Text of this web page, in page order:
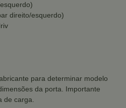
direito/esquerdo)
para determinar modelo
da porta. Importante
de carga.